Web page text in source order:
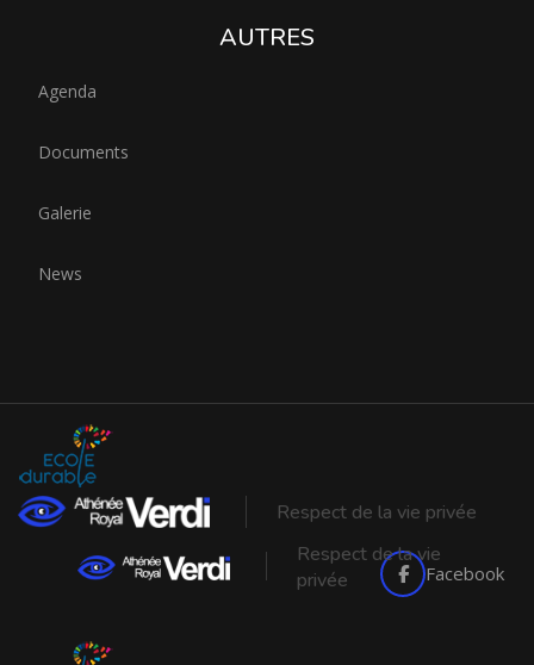
AUTRES
Agenda
Documents
Galerie
News
Respect de la vie privée
Facebook
Respect de la vie
privée